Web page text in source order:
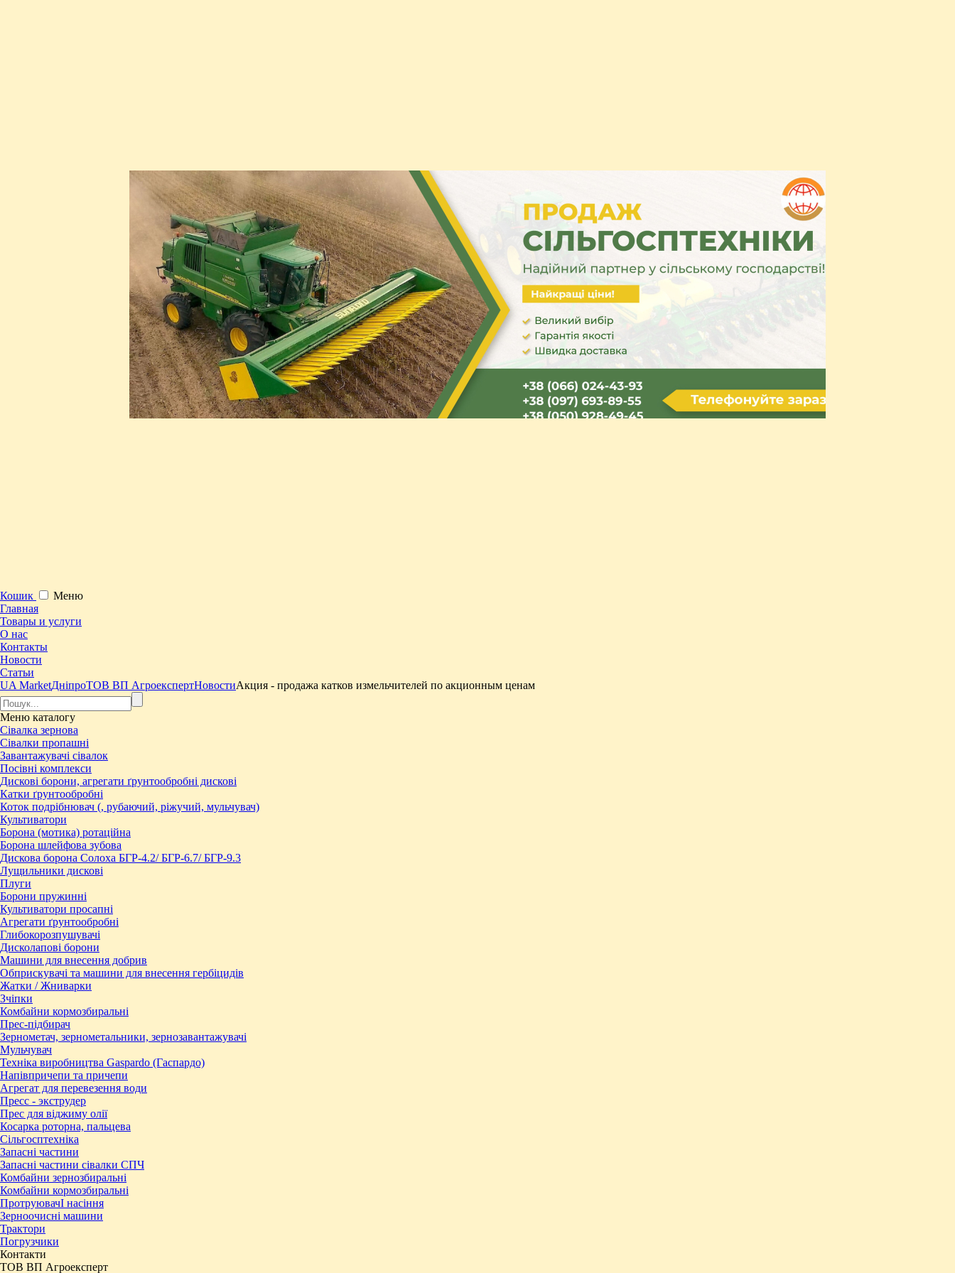
Кошик
Меню
Главная
Товары и услуги
О нас
Контакты
Новости
Статьи
UA MarketДніпроТОВ ВП АгроекспертНовостиАкция - продажа катков измельчителей по акционным ценам
Меню каталогу
Сівалка зернова
Сівалки пропашні
Завантажувачі сівалок
Посівні комплекси
Дискові борони, агрегати ґрунтообробні дискові
Катки ґрунтообробні
Коток подрібнювач (, рубаючий, ріжучий, мульчувач)
Культиватори
Борона (мотика) ротаційна
Борона шлейфова зубова
Дискова борона Солоха БГР-4.2/ БГР-6.7/ БГР-9.3
Лущильники дискові
Плуги
Борони пружинні
Культиватори просапні
Агрегати ґрунтообробні
Глибокорозпушувачі
Дисколапові борони
Машини для внесення добрив
Обприскувачі та машини для внесення гербіцидів
Жатки / Жниварки
Зчіпки
Комбайни кормозбиральні
Прес-підбирач
Зернометач, зернометальники, зернозавантажувачі
Мульчувач
Техніка виробництва Gaspardo (Гаспардо)
Напівпричепи та причепи
Агрегат для перевезення води
Пресc - экструдер
Прес для віджиму олії
Косарка роторна, пальцева
Сільгосптехніка
Запасні частини
Запасні частини сівалки СПЧ
Комбайни зернозбиральні
Комбайни кормозбиральні
ПротруювачІ насіння
Зерноочисні машини
Трактори
Погрузчики
Контакти
ТОВ ВП Агроексперт